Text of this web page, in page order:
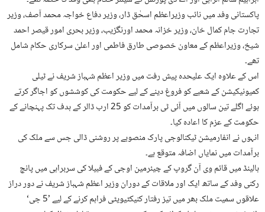
پاکستانی وفد میں نائب وزیراعظم اسحٰق ڈار، وزیر دفاع خواجہ محمد آصف، وزیر
تجارت جام کمال خان، وزیر خزانہ محمد اورنگزیب، وزیر بحری امور قیصر احمد
شیخ، وزیراعظم کے معاون خصوصی طارق فاطمی اور اعلیٰ سرکاری حکام شامل
تھے۔
اس کے علاوہ ایک علیحدہ پیش رفت میں وزیر اعظم شہباز شریف نے ٹیلی
کمیونیکیشن کے شعبے کو فروغ دینے کے لیے حکومت کی کوششوں کو اجاگر کرتے
ہوئے اگلے تین سالوں میں آئی ٹی برآمدات کو 25 ارب ڈالر کے ہدف تک پہنچانے کے
حکومت کے عزم کا اعادہ کیا۔
انہوں نے انفارمیشن ٹیکنالوجی پارک منصوبے پر روشنی ڈالی جس سے ملک کی
برآمدات میں نمایاں اضافہ متوقع ہے۔
ہالینڈ میں قائم وی آن گروپ کے چیئرمین اوجی کے فبیلا کی سربراہی میں پانچ
رکنی وفد کے ساتھ ایک اور ملاقات کے دوران وزیر اعظم شہباز شریف نے دور دراز
علاقوں سمیت ملک بھر میں تیز رفتار کنیکٹیویٹی فراہم کرنے کے لیے ’5 جی‘